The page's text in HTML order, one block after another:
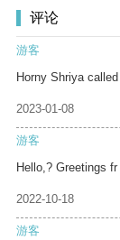
评论
游客
Horny Shriya
2023-01-08
游客
Hello,? Greetings fr
2022-10-18
游客